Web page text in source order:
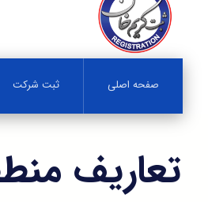
صفحه اصلی ثبت شرکت
تعاریف